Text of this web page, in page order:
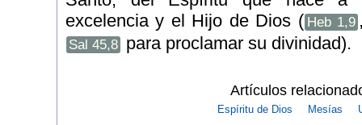
excelencia y el Hijo de Dios ( Heb 1,9
Sal 45,8 para proclamar su divinidad).
Artículos
Espíritu de Dios Mesías